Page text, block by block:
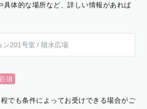
具体的な場所など、詳しい情報があれば
でも条件によってお受けできる場合がご